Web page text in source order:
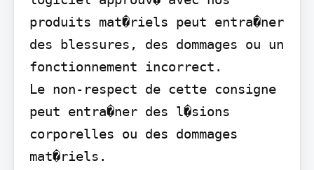
produits mat�riels peut entra�ner
des blessures, des dommages ou un
fonctionnement incorrect.
Le non-respect de cette consigne
peut entra�ner des l�sions
corporelles ou des dommages
mat�riels.